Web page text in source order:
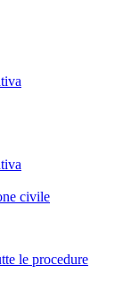
civile
le procedure